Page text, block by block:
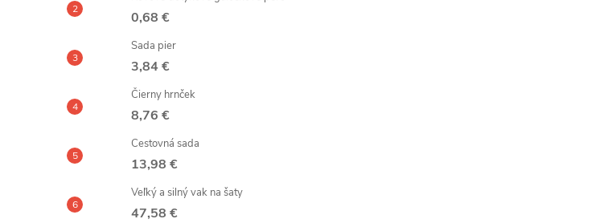
0,68 €
Sada pier
3,84 €
Čierny hrnček
8,76 €
Cestovná sada
13,98 €
Veľký a silný vak na šaty
47,58 €